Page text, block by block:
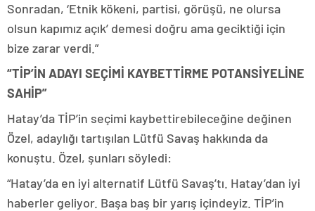
Sonradan, ‘Etnik kökeni, partisi, görüşü, ne olursa
olsun kapımız açık’ demesi doğru ama geciktiği için
bize zarar verdi.”
“TİP’İN ADAYI SEÇİMİ KAYBETTİRME POTANSİYELİNE
SAHİP”
Hatay’da TİP’in seçimi kaybettirebileceğine değinen
Özel, adaylığı tartışılan Lütfü Savaş hakkında da
konuştu. Özel, şunları söyledi:
“Hatay’da en iyi alternatif Lütfü Savaş’tı. Hatay’dan iyi
haberler geliyor. Başa baş bir yarış içindeyiz. TİP’in